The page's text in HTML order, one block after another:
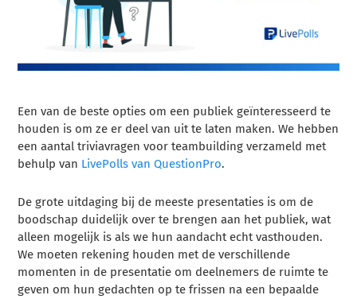
Een van de beste opties om een publiek geïnteresseerd te
houden is om ze er deel van uit te laten maken. We hebben
een aantal triviavragen voor teambuilding verzameld met
behulp van LivePolls van QuestionPro.
De grote uitdaging bij de meeste presentaties is om de
boodschap duidelijk over te brengen aan het publiek, wat
alleen mogelijk is als we hun aandacht echt vasthouden.
We moeten rekening houden met de verschillende
momenten in de presentatie om deelnemers de ruimte te
geven om hun gedachten op te frissen na een bepaalde